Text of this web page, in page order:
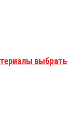
выбрать